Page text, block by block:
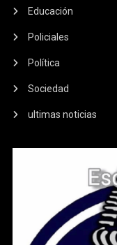
Educación
Policiales
Política
Sociedad
ultimas noticias